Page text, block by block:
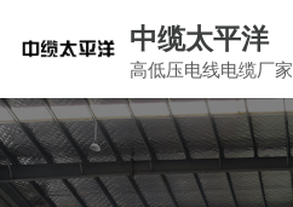
中缆太平洋
高低压电线电缆厂家